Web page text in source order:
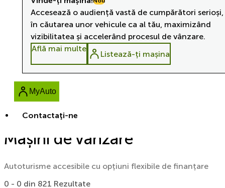
Contactaţi-ne
Accesează o audiență vastă de cumpărători
în căutarea unor vehicule ca al tău, maximizând
vizibilitatea și accelerând procesul de vânzare.
Află mai multe
Listează-ți mașina
MyAuto
Mașini de vânzare
Autoturisme accesibile cu opțiuni flexibile de finanțare
0 - 0 din 821 Rezultate